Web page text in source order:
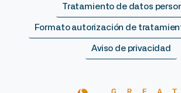
Tratamiento de datos
Formato autorización de
Aviso de privacidad